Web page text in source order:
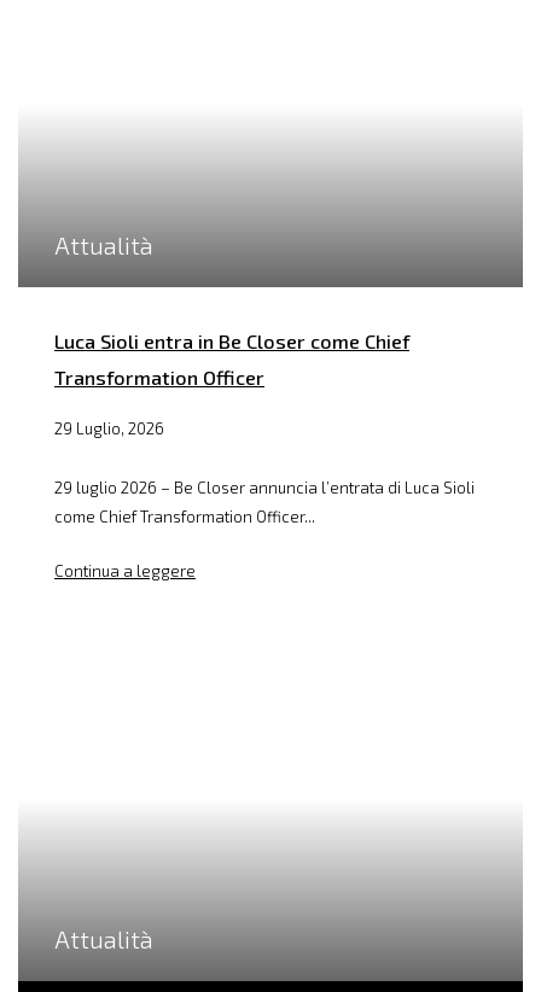
Attualità
Luca Sioli entra in Be Closer come Chief
Transformation Officer
29 Luglio, 2026
29 luglio 2026 – Be Closer annuncia l’entrata di Luca Sioli
come Chief Transformation Officer...
Continua a leggere
Attualità